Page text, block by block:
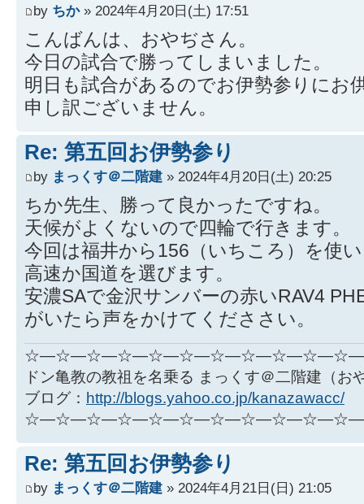
by ちか» 2024年4月20日(土) 17:51
こんばんは、おやぢさん。
今日の試合で勝ってしまいました。
明日も試合があるのでお伊勢参りにお
申し訳ございません。
Re: 第五回お伊勢参り
by まっくす＠二階建 » 2024年4月20日(土) 20:25
ちか先生、勝って良かったですね。
天候がよくないので四輪で行きます。
今回は福井から156（いちころ）を使
高速か国道を選びます。
安濃SAで金沢サンバーの赤いRAV4
がいたら声をかけてくだささい。
ドン亀教の教祖を名乗る まっくす＠二階建（お
ブログ： http://blogs.yahoo.co.jp/kanazawacc/
Re: 第五回お伊勢参り
by まっくす＠二階建 » 2024年4月21日(日) 21:05